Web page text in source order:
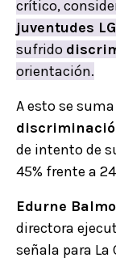
crítico,
juventudes
sufrido
orientación.
A esto se
de intento de
45% frente a
Edurne
directora
señala para La